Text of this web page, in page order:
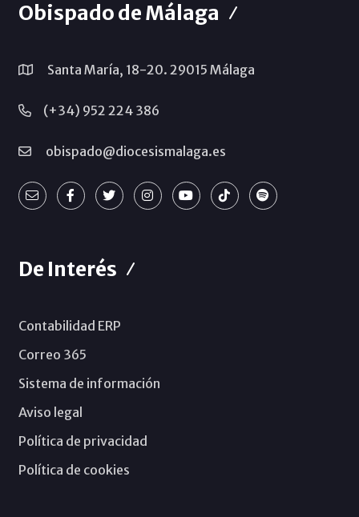
Obispado de Málaga
Santa María, 18-20. 29015 Málaga
(+34) 952 224 386
obispado@diocesismalaga.es
De Interés
Contabilidad ERP
Correo 365
Sistema de información
Aviso legal
Política de privacidad
Política de cookies